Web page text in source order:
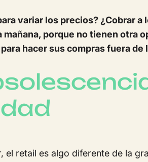
variar los precios? ¿Cobrar
porque no tienen otra
hacer sus compras fuera de
el retail es algo diferente de la